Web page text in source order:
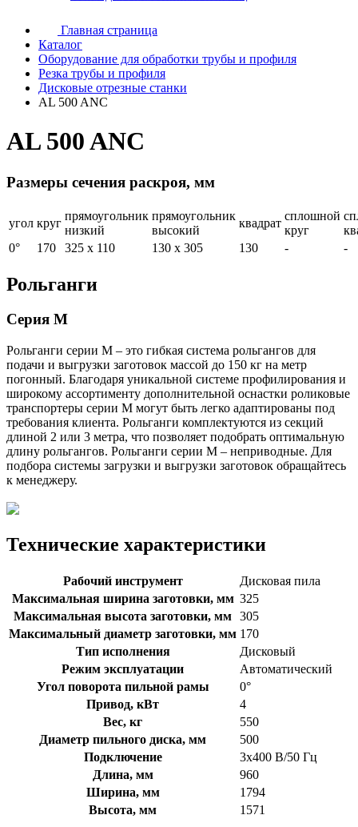
Главная страница
Каталог
Оборудование для обработки трубы и профиля
Резка трубы и профиля
Дисковые отрезные станки
AL 500 ANC
AL 500 ANC
Размеры сечения раскроя, мм
угол круг
прямоугольник
низкий
прямоугольник
высокий
квадрат
сплошной
круг
0°
170 325 x 110 130 x 305 130 - -
Рольганги
Серия M
Рольганги серии М – это гибкая система рольгангов для
подачи и выгрузки заготовок массой до 150 кг на метр
погонный. Благодаря уникальной системе профилирования и
широкому ассортименту дополнительной оснастки роликовые
транспортеры серии M могут быть легко адаптированы под
требования клиента. Рольганги комплектуются из секций
длиной 2 или 3 метра, что позволяет подобрать оптимальную
длину рольгангов. Рольганги серии М – неприводные. Для
подбора системы загрузки и выгрузки заготовок обращайтесь
к менеджеру.
Технические характеристики
Рабочий инструмент
Дисковая пила
Максимальная ширина заготовки, мм 325
Максимальная высота заготовки, мм 305
Максимальный диаметр заготовки, мм 170
Тип исполнения
Дисковый
Режим эксплуатации
Автоматический
Угол поворота пильной рамы
0°
Привод, кВт
4
Вес, кг
550
Диаметр пильного диска, мм
500
Подключение
3х400 В/50 Гц
Длина, мм
960
Ширина, мм
1794
Высота, мм
1571